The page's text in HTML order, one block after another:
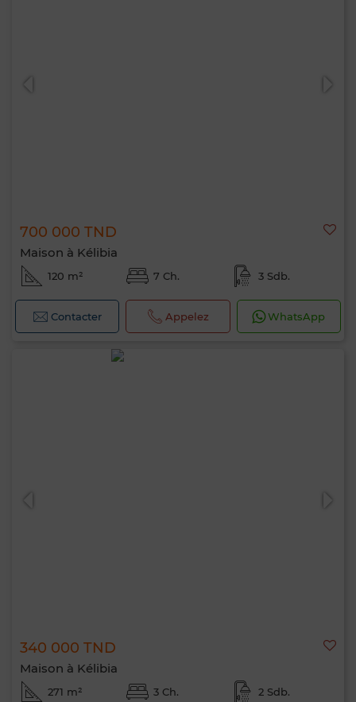
700 000 TND
Maison à Kélibia
120 m² 7 Ch. 3 Sdb.
Contacter Appelez WhatsApp
340 000 TND
Maison à Kélibia
271 m² 3 Ch. 2 Sdb.